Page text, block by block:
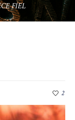
FIEL
2